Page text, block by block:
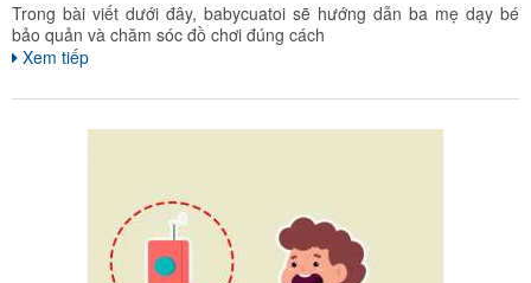
Trong bài viết dưới đây, babycuatoi sẽ hướng dẫn ba mẹ dạy bé
bảo quản và chăm sóc đồ chơi đúng cách
Xem tiếp